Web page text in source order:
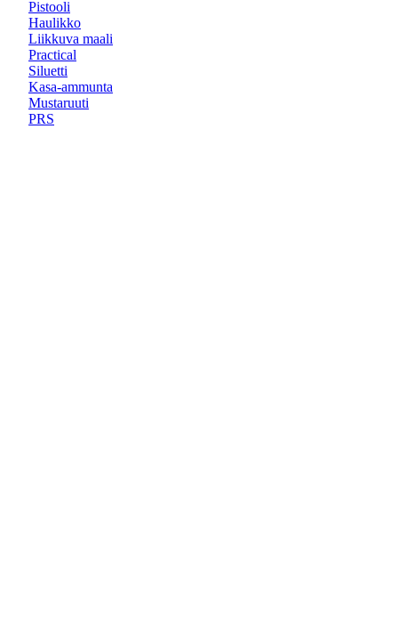
Pistooli
Haulikko
Liikkuva maali
Practical
Siluetti
Kasa-ammunta
Mustaruuti
PRS